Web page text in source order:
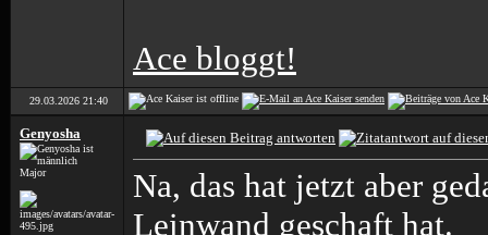
Ace bloggt!
29.03.2026 21:40
Genyosha
Major
Na, das hat jetzt aber
Leinwand geschaft hat.